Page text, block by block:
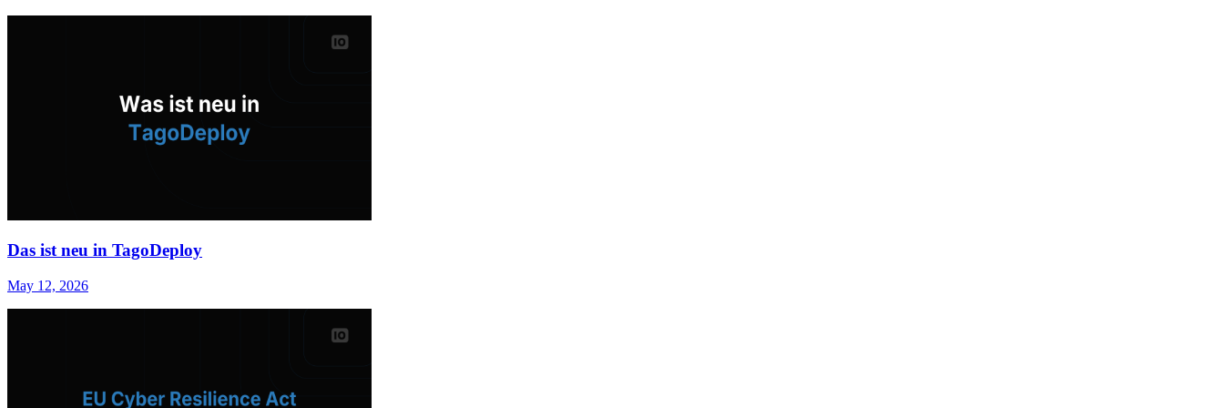
Das ist neu in TagoDeploy
May 12, 2026